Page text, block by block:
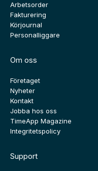
Arbetsorder
Fakturering
Körjournal
Personalliggare
Om oss
Företaget
Nyheter
Kontakt
Jobba hos oss
TimeApp Magazine
Integritetspolicy
Support